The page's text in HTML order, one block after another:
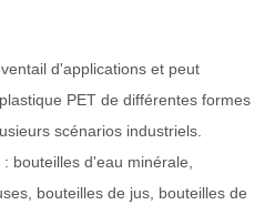
d'applications et peut
PET de différentes formes
scénarios industriels.
: bouteilles d'eau minérale,
bouteilles de jus, bouteilles de